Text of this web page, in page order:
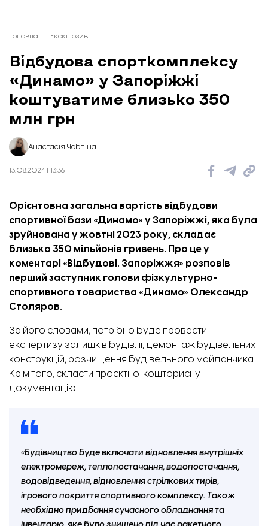
Головна Ексклюзив
Відбудова спорткомплексу
«Динамо» у Запоріжжі
коштуватиме близько 350
млн грн
Анастасія Чобліна
13.08.2024 | 13:36
Орієнтовна загальна вартість відбудови
спортивної бази «Динамо» у Запоріжжі, яка була
зруйнована у жовтні 2023 року, складає
близько 350 мільйонів гривень. Про цеу
коментарі «Відбудові. Запоріжжя» розповів
перший заступник голови фізкультурно-
спортивного товариства «Динамо» Олександр
Столяров.
За його словами, потрібно буде провести
експертизу залишків будівлі, демонтаж будівельних
конструкцій, розчищення будівельного майданчика.
Крім того, скласти проєктно-кошторисну
документацію.
«Будівництво буде включати відновлення внутрішніх
електромереж, теплопостачання, водопостачання,
водовідведення, відновлення стрілкових тирів,
ігрового покриття спортивного комплексу. Також
необхідно придбання сучасного обладнання та